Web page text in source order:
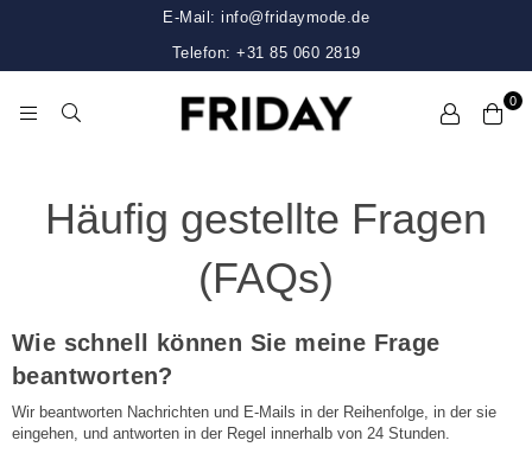
E-Mail: info@fridaymode.de
Telefon: +31 85 060 2819
0
Häufig gestellte Fragen
(FAQs)
Wie schnell können Sie meine Frage
beantworten?
Wir beantworten Nachrichten und E-Mails in der Reihenfolge, in der sie
eingehen, und antworten in der Regel innerhalb von 24 Stunden.